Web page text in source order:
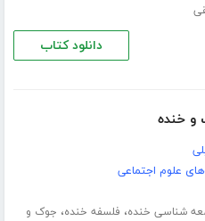
دانلود کتاب
و خنده
علوم اجتماعی
شناسی خنده، فلسفه خنده، جوک و